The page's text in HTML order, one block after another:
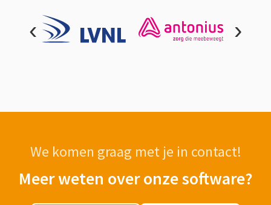
‹ ›
We komen graag met je in contact!
Meer weten over onze software?